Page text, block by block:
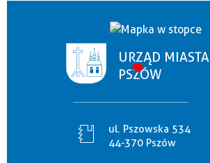
URZĄD MIASTA
PSZÓW
ul. Pszowska 534
44-370 Pszów